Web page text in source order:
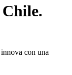
con una